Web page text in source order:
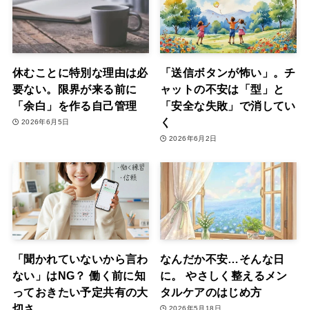
休むことに特別な理由は必
要ない。限界が来る前に
「余白」を作る自己管理
2026年6月5日
「送信ボタンが怖い」。チ
ャットの不安は「型」と
「安全な失敗」で消してい
く
2026年6月2日
「聞かれていないから言わ
ない」はNG？ 働く前に知
っておきたい予定共有の大
なんだか不安…そんな日
に。 やさしく整えるメン
タルケアのはじめ方